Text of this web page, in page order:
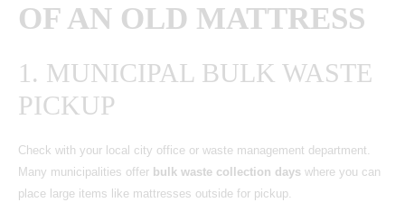
OF AN OLD MATTRESS
1. MUNICIPAL BULK WASTE
PICKUP
Check with your local city office or waste management department.
Many municipalities offer bulk waste collection days where you can
place large items like mattresses outside for pickup.